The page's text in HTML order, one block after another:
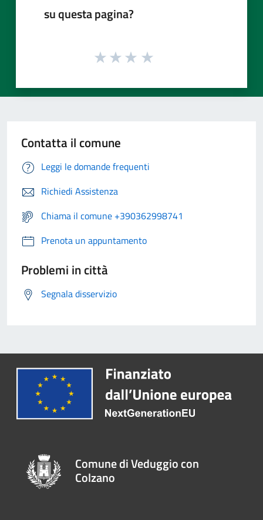
su questa pagina?
Contatta il comune
Leggi le domande frequenti
Richiedi Assistenza
Chiama il comune +390362998741
Prenota un appuntamento
Problemi in città
Segnala disservizio
Comune di Veduggio con
Colzano